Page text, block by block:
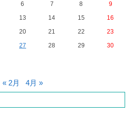
6 7 8
9
13 14 15
16
20 21 22
23
27 28 29
30
« 2月 4月 »